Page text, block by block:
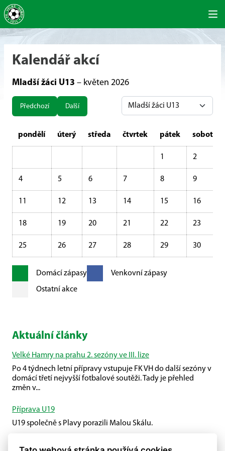
Kalendář akcí
Mladší žáci U13 – květen 2026
Předchozí Další
pondělí úterý středa čtvrtek pátek sobota
1 2
4 5 6 7 8 9
11 12 13 14 15 16
18 19 20 21 22 23
25 26 27 28 29 30
Domácí zápasy
Venkovní zápasy
Ostatní akce
Aktuální články
Velké Hamry na prahu 2. sezóny ve III. lize
Po 4 týdnech letní přípravy vstupuje FK VH do další sezóny v
domácí třetí nejvyšší fotbalové soutěži. Tady je přehled
změn v...
Příprava U19
U19 společně s Plavy porazili Malou Skálu.
První kolo 3. ČFL B je tu!